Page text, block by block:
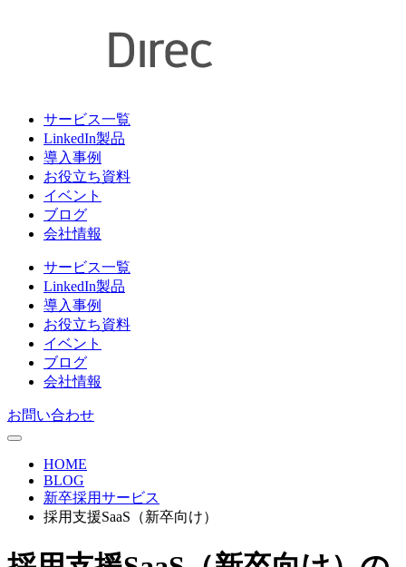
サービス一覧
LinkedIn製品
導入事例
お役立ち資料
イベント
ブログ
会社情報
サービス一覧
LinkedIn製品
導入事例
お役立ち資料
イベント
ブログ
会社情報
お問い合わせ
HOME
BLOG
新卒採用サービス
採用支援SaaS（新卒向け）